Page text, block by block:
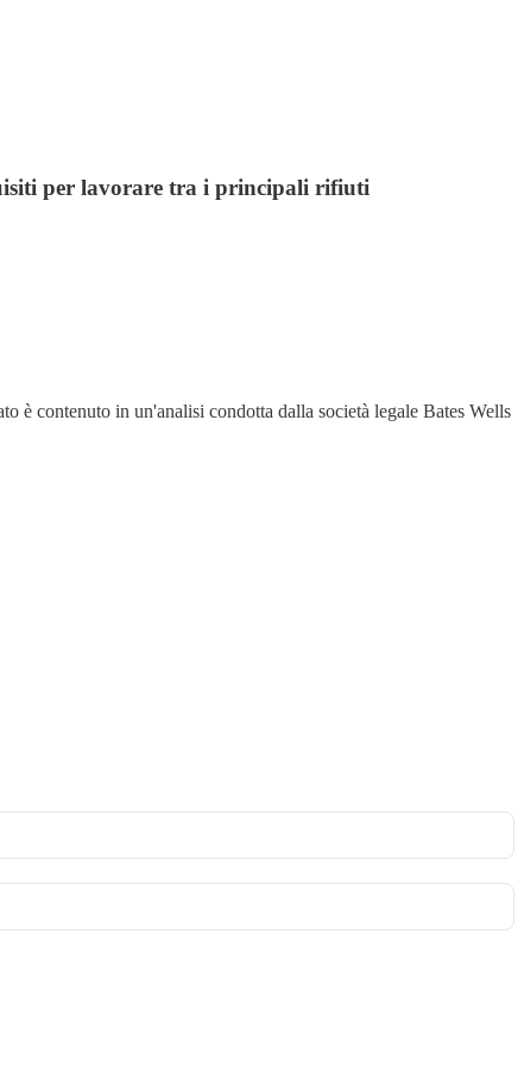
per lavorare tra i principali rifiuti
è contenuto in un'analisi condotta dalla società legale Bates Wells